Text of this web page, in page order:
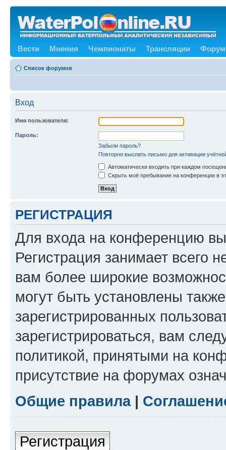
Вести Мнения Чемпионаты Трансляции Форум
Список форумов
Вход
Имя пользователя:
Пароль:
Забыли пароль?
Повторно выслать письмо для активации
Автоматически входить при каждом
Скрыть моё пребывание на конференции в
РЕГИСТРАЦИЯ
Для входа на конференцию
Регистрация занимает всего
вам более широкие
могут быть установлены
зарегистрированных
зарегистрироваться, вам
политикой, принятыми на
присутствие на форумах
Общие правила|
Регистрация